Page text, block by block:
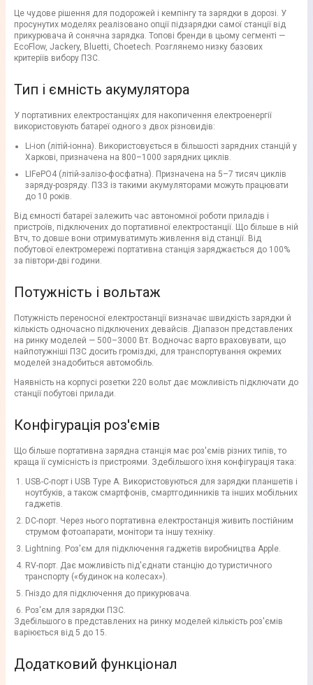
Це чудове рішення для подорожей і кемпінгу та зарядки в дорозі. У
просунутих моделях реалізовано опції підзарядки самої станції від
прикурювача й сонячна зарядка. Топові бренди в цьому сегменті —
EcoFlow, Jackery, Bluetti, Choetech. Розглянемо низку базових
критеріїв вибору ПЗС.
Тип і ємність акумулятора
У портативних електростанціях для накопичення електроенергії
використовують батареї одного з двох різновидів:
Li-ion (літій-іонна). Використовується в більшості зарядних станцій у
Харкові, призначена на 800–1000 зарядних циклів.
LIFePO4 (літій-залізо-фосфатна). Призначена на 5–7 тисяч циклів
заряду-розряду. ПЗЗ із такими акумуляторами можуть працювати
до 10 років.
Від ємності батареї залежить час автономної роботи приладів і
пристроїв, підключених до портативної електростанції. Що більше в ній
Втч, то довше вони отримуватимуть живлення від станції. Від
побутової електромережі портативна станція заряджається до 100%
за півтори-дві години.
Потужність і вольтаж
Потужність переносної електростанції визначає швидкість зарядки й
кількість одночасно підключених девайсів. Діапазон представлених
на ринку моделей — 500–3000 Вт. Водночас варто враховувати, що
найпотужніші ПЗС досить громіздкі, для транспортування окремих
моделей знадобиться автомобіль.
Наявність на корпусі розетки 220 вольт дає можливість підключати до
станції побутові прилади.
Конфігурація роз'ємів
Що більше портативна зарядна станція має роз'ємів різних типів, то
краща її сумісність із пристроями. Здебільшого їхня конфігурація така:
USB-C-порт і USB Type A. Використовуються для зарядки планшетів і
ноутбуків, а також смартфонів, смартгодинників та інших мобільних
гаджетів.
DC-порт. Через нього портативна електростанція живить постійним
струмом фотоапарати, монітори та іншу техніку.
Lightning. Роз'єм для підключення гаджетів виробництва Apple.
RV-порт. Дає можливість під'єднати станцію до туристичного
транспорту («будинок на колесах»).
Гніздо для підключення до прикурювача.
Роз'єм для зарядки ПЗС.
Здебільшого в представлених на ринку моделей кількість роз'ємів
варіюється від 5 до 15.
Додатковий функціонал